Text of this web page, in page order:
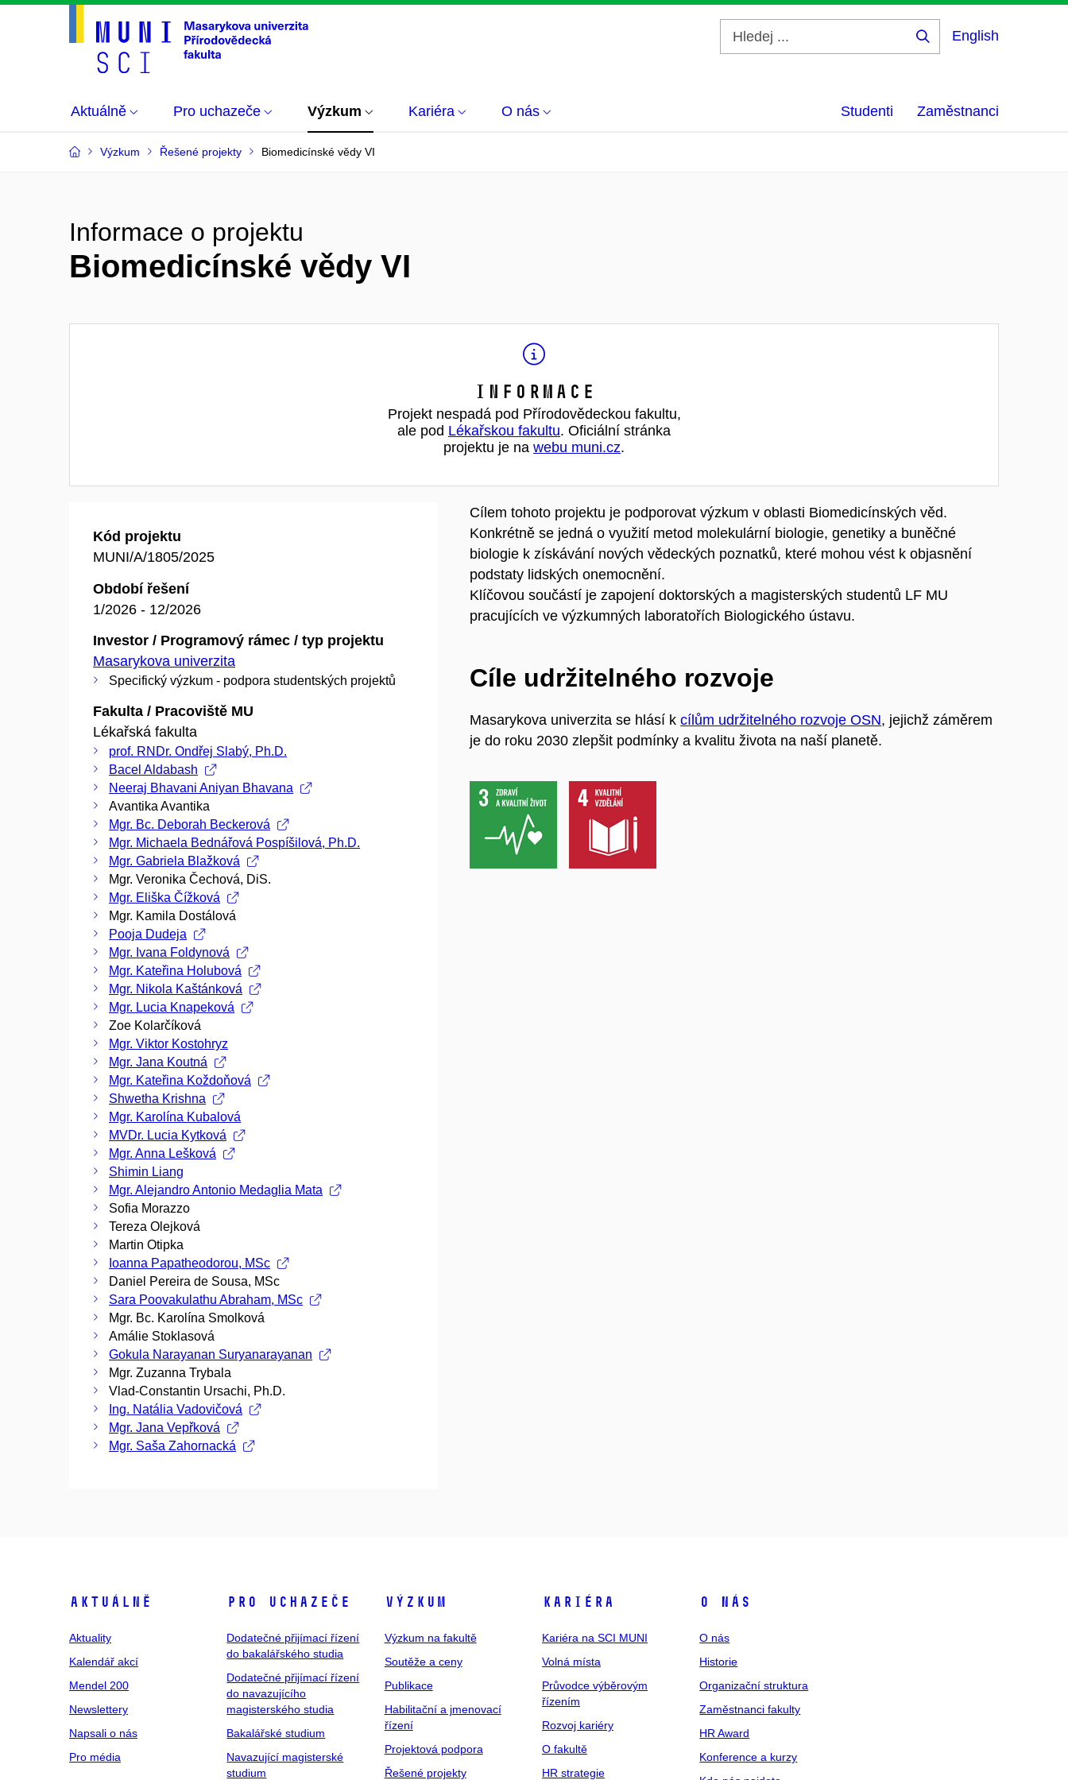
English
Aktuálně Pro uchazeče Výzkum Kariéra O nás Studenti Zaměstnanci
Výzkum Řešené projekty Biomedicínské vědy VI
Informace o projektu
Biomedicínské vědy VI
Informace
Projekt nespadá pod Přírodovědeckou fakultu,
ale pod Lékařskou fakultu. Oficiální stránka
projektu je na webu muni.cz.
Kód projektu
MUNI/A/1805/2025
Období řešení
1/2026 - 12/2026
Investor / Programový rámec / typ projektu
Masarykova univerzita
Specifický výzkum - podpora studentských projektů
Fakulta / Pracoviště MU
Lékařská fakulta
prof. RNDr. Ondřej Slabý, Ph.D.
Bacel Aldabash
Neeraj Bhavani Aniyan Bhavana
Avantika Avantika
Mgr. Bc. Deborah Beckerová
Mgr. Michaela Bednářová Pospíšilová, Ph.D.
Mgr. Gabriela Blažková
Mgr. Veronika Čechová, DiS.
Mgr. Eliška Čížková
Mgr. Kamila Dostálová
Pooja Dudeja
Mgr. Ivana Foldynová
Mgr. Kateřina Holubová
Mgr. Nikola Kaštánková
Mgr. Lucia Knapeková
Zoe Kolarčíková
Mgr. Viktor Kostohryz
Mgr. Jana Koutná
Mgr. Kateřina Koždoňová
Shwetha Krishna
Mgr. Karolína Kubalová
MVDr. Lucia Kytková
Mgr. Anna Lešková
Shimin Liang
Mgr. Alejandro Antonio Medaglia Mata
Sofia Morazzo
Tereza Olejková
Martin Otipka
Ioanna Papatheodorou, MSc
Daniel Pereira de Sousa, MSc
Sara Poovakulathu Abraham, MSc
Mgr. Bc. Karolína Smolková
Amálie Stoklasová
Gokula Narayanan Suryanarayanan
Mgr. Zuzanna Trybala
Vlad-Constantin Ursachi, Ph.D.
Ing. Natália Vadovičová
Mgr. Jana Vepřková
Mgr. Saša Zahornacká
Cílem tohoto projektu je podporovat výzkum v oblasti Biomedicínských věd.
Konkrétně se jedná o využití metod molekulární biologie, genetiky a buněčné
biologie k získávání nových vědeckých poznatků, které mohou vést k objasnění
podstaty lidských onemocnění.
Klíčovou součástí je zapojení doktorských a magisterských studentů LF MU
pracujících ve výzkumných laboratořích Biologického ústavu.
Cíle udržitelného rozvoje
Masarykova univerzita se hlásí kcílům udržitelného rozvoje OSN, jejichž záměrem
je do roku 2030 zlepšit podmínky a kvalitu života na naší planetě.
Aktuálně
Aktuality
Kalendář akcí
Mendel 200
Newslettery
Napsali o nás
Pro média
Pro uchazeče
Dodatečné přijímací řízení
do bakalářského studia
Dodatečné přijímací řízení
do navazujícího
magisterského studia
Bakalářské studium
Navazující magisterské
studium
Výzkum
Výzkum na fakultě
Soutěže a ceny
Publikace
Habilitační a jmenovací
řízení
Projektová podpora
Řešené projekty
Kariéra
Kariéra na SCI MUNI
Volná místa
Průvodce výběrovým
řízením
Rozvoj kariéry
O fakultě
HR strategie
O nás
O nás
Historie
Organizační struktura
Zaměstnanci fakulty
HR Award
Konference a kurzy